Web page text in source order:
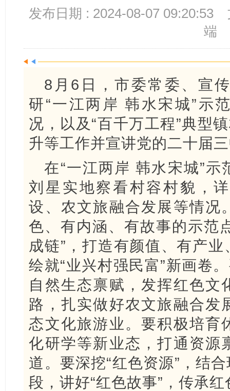
发布日期 : 2024-08-07 09:20:53
端
8月6日，市委常委、宣
研“一江两岸 韩水宋城”示
况，以及“百千万工程”典型
升等工作并宣讲党的二十届
在“一江两岸 韩水宋城”
刘星实地察看村容村貌，
设、农文旅融合发展等情况
色、有内涵、有故事的示范
成链”，打造有颜值、有产
绘就“业兴村强民富”新画卷
自然生态禀赋，发挥红色文
路，扎实做好农文旅融合发
态文化旅游业。要积极培育
化研学等新业态，打通资源
道。要深挖“红色资源”，结
段，讲好“红色故事”，传承